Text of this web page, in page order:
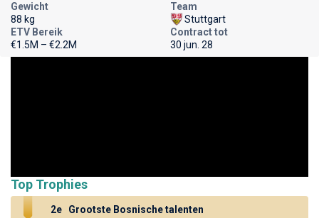
Gewicht
88 kg
Team
Stuttgart
ETV Bereik
€1.5M – €2.2M
Contract tot
30 jun. 28
Top Trophies
2e
Grootste Bosnische talenten